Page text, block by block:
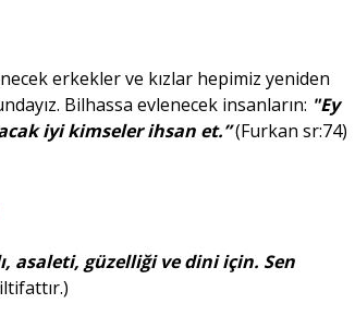
erkekler ve kızlar hepimiz yeniden
Bilhassa evlenecek insanların: "Ey
iyi kimseler ihsan et.”(Furkan sr:74)
asaleti, güzelliği ve dini için. Sen